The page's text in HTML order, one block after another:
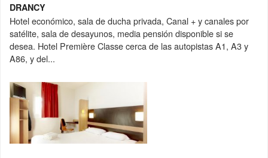
DRANCY
Hotel económico, sala de ducha privada, Canal + y canales por
satélite, sala de desayunos, media pensión disponible si se
desea. Hotel Première Classe cerca de las autopistas A1, A3 y
A86, y del...